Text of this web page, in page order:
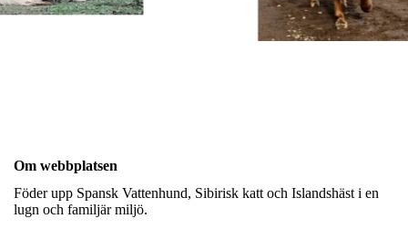
Om webbplatsen
Föder upp Spansk Vattenhund, Sibirisk katt och Islandshäst i en
lugn och familjär miljö.